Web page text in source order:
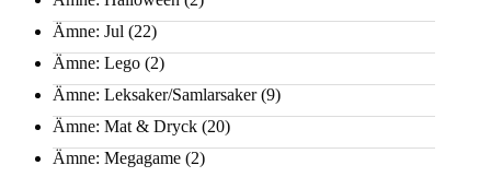
Ämne: Jul (22)
Ämne: Lego (2)
Ämne: Leksaker/Samlarsaker(9)
Ämne: Mat & Dryck (20)
Ämne: Megagame (2)